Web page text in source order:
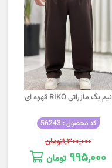
نیم بگ مازراتی RIKO قهوه ای
کد محصول : 56243
۱,۳۰۰,۰۰۰تومان
۹۹۵,۰۰۰ تومان